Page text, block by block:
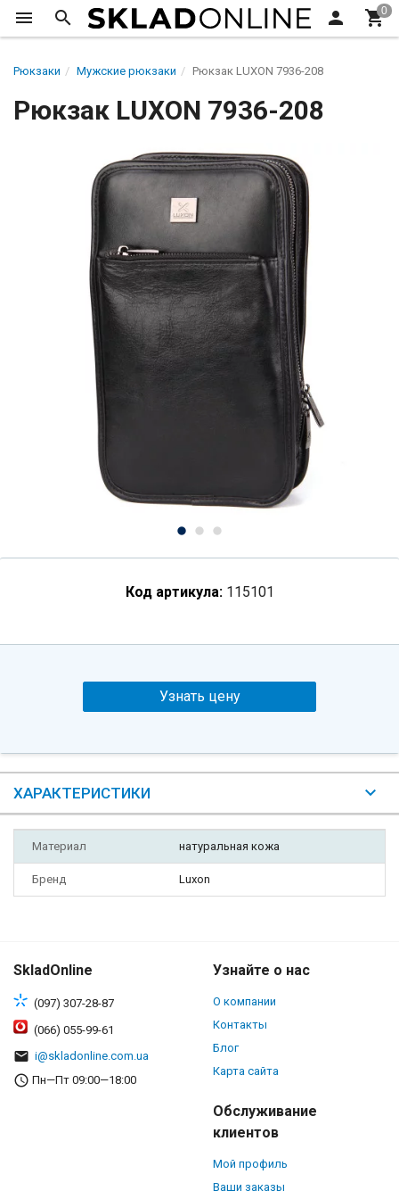
Рюкзаки Мужские рюкзаки Рюкзак LUXON 7936-208
Рюкзак LUXON 7936-208
Код артикула: 115101
Узнать цену
ХАРАКТЕРИСТИКИ
Материал натуральная кожа
Бренд Luxon
SkladOnline
(097) 307-28-87
(066) 055-99-61
i@skladonline.com.ua
Пн—Пт 09:00—18:00
Узнайте о нас
О компании
Контакты
Блог
Карта сайта
Обслуживание
клиентов
Мой профиль
Ваши заказы